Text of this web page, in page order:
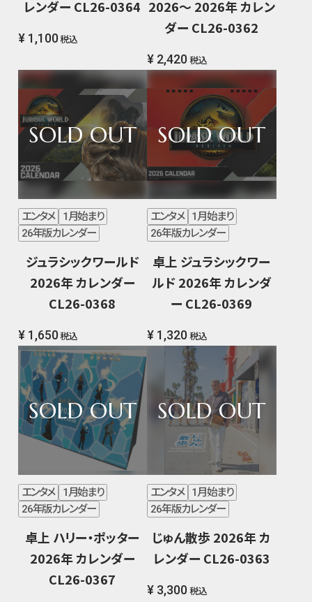
レンダー CL26-0364
¥ 1,100 税込
2026～ 2026年 カレン
ダー CL26-0362
¥ 2,420 税込
エンタメ
1月始まり
26年版カレンダー
ジュラシックワールド
2026年 カレンダー
CL26-0368
¥ 1,650 税込
エンタメ
1月始まり
26年版カレンダー
卓上 ジュラシックワー
ルド 2026年 カレンダ
ー CL26-0369
¥ 1,320 税込
エンタメ
1月始まり
26年版カレンダー
卓上 ハリー・ポッター
2026年 カレンダー
CL26-0367
エンタメ
1月始まり
26年版カレンダー
じゅん散歩 2026年 カ
レンダー CL26-0363
¥ 3,300 税込